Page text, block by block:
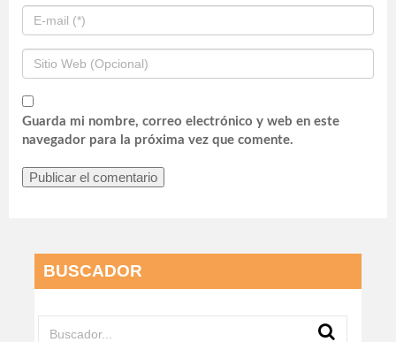
Guarda mi nombre, correo electrónico y web en este
navegador para la próxima vez que comente.
BUSCADOR